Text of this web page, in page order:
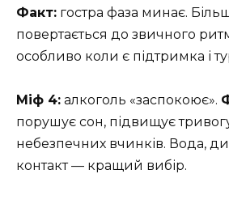
Факт: гостра фаза минає.
повертається до звичного
особливо коли є підтримка і
Міф 4: алкоголь «заспокоює».
порушує сон, підвищує
небезпечних вчинків. Вода,
контакт — кращий вибір.